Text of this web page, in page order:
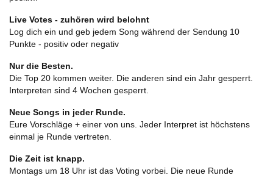
Live Votes - zuhören wird belohnt
Log dich ein und geb jedem Song während der Sendung 10
Punkte - positiv oder negativ
Nur die Besten.
Die Top 20 kommen weiter. Die anderen sind ein Jahr gesperrt.
Interpreten sind 4 Wochen gesperrt.
Neue Songs in jeder Runde.
Eure Vorschläge + einer von uns. Jeder Interpret ist höchstens
einmal je Runde vertreten.
Die Zeit ist knapp.
Montags um 18 Uhr ist das Voting vorbei. Die neue Runde